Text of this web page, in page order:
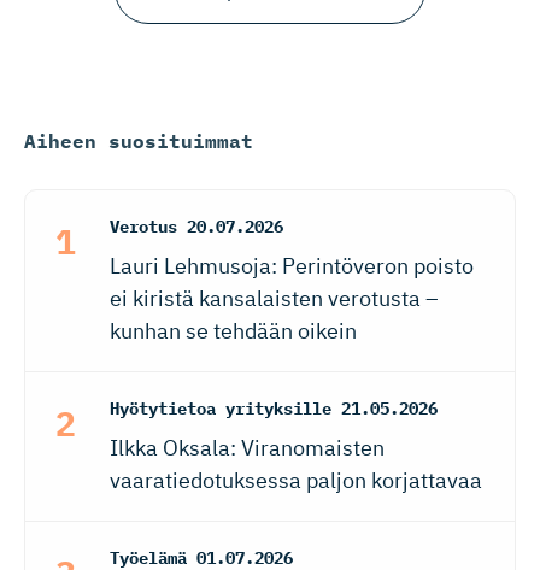
Aiheen suosituimmat
Verotus 20.07.2026
Lauri Lehmusoja: Perintöveron poisto
ei kiristä kansalaisten verotusta –
kunhan se tehdään oikein
Hyötytietoa yrityksille 21.05.2026
Ilkka Oksala: Viranomaisten
vaaratiedotuksessa paljon korjattavaa
Työelämä 01.07.2026